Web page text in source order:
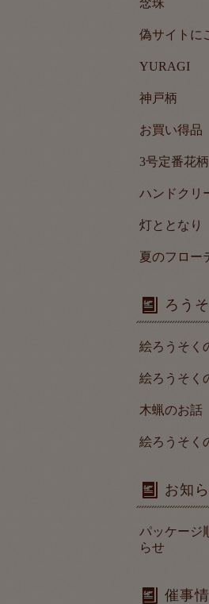
念珠
偽サイトに
YURAGI
神戸柄
お買い得品
3号定番花
ハンドクリ
灯ととなり
夏のフロー
ろう
絵ろうそく
絵ろうそく
木蝋のお話
絵ろうそく
お知
パッケージ
らせ
催事